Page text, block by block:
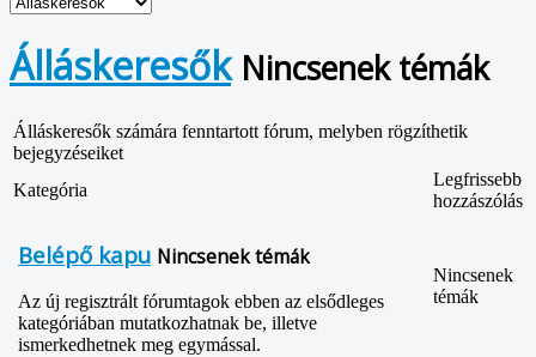
Álláskeresők Nincsenek témák
Álláskeresők számára fenntartott fórum, melyben rögzíthetik
bejegyzéseiket
Kategória
Legfrissebb
hozzászólás
Belépő kapu Nincsenek témák
Az új regisztrált fórumtagok ebben az elsődleges
kategóriában mutatkozhatnak be, illetve
ismerkedhetnek meg egymással.
Nincsenek
témák